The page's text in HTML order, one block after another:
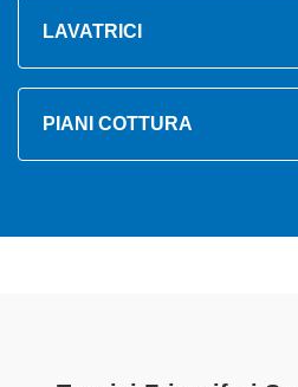
LAVATRICI
PIANI COTTURA